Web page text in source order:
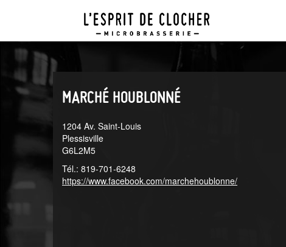
Aller
menu
principal
Aller
contenu
principal
MARCHÉ HOUBLONNÉ
1204 Av. Saint-Louis
Plessisville
G6L2M5
Tél.: 819-701-6248
https://www.facebook.com/marchehoublonne/